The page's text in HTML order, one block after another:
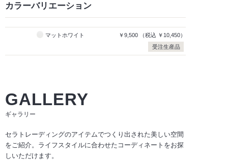
カラーバリエーション
マットホワイト ￥9,500 （税込 ￥10,450）
受注生産品
GALLERY
ギャラリー
セラトレーディングのアイテムでつくり出された美しい空間
をご紹介。ライフスタイルに合わせたコーディネートをお探
しいただけます。